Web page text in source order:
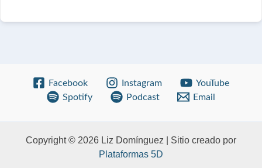
Facebook Instagram
YouTube
Spotify
Podcast Email
Copyright © 2026 Liz Domínguez | Sitio creado por
Plataformas 5D